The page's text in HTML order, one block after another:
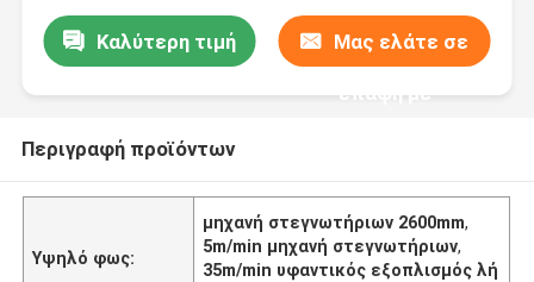
Καλύτερη τιμή Μας ελάτε σε
επαφή με
Περιγραφή προϊόντων
Υψηλό φως:
μηχανή στεγνωτήριων 2600mm,
5m/min μηχανή στεγνωτήριων,
35m/min υφαντικός εξοπλισμός λή